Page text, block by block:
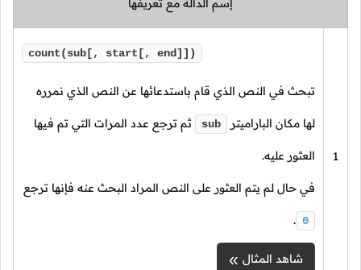
1
count(sub[, start[, end]])
تبحث في النص الذي قام باستدعائها عن النص الذي نمرره
لها مكان الباراميتر sub ثم ترجع عدد المرات التي تم فيها
العثور عليه.
في حال لم يتم العثور على النص المراد البحث عنه فإنها ترجع
0
.
شاهد المثال